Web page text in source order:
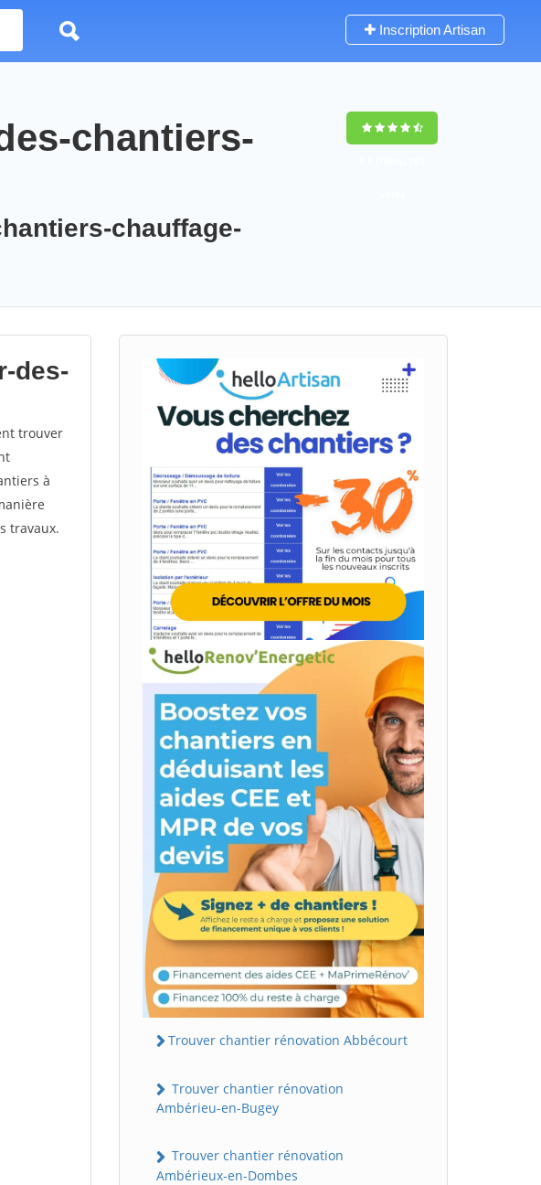
Inscription Artisan
chantiers-
chauffage-
des-
trouver
à
travaux.
Trouver chantier rénovation Abbécourt
Trouver chantier rénovation
Ambérieu-en-Bugey
Trouver chantier rénovation
Ambérieux-en-Dombes